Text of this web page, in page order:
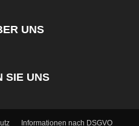
UNS
SIE UNS
Informationen nach DSGVO